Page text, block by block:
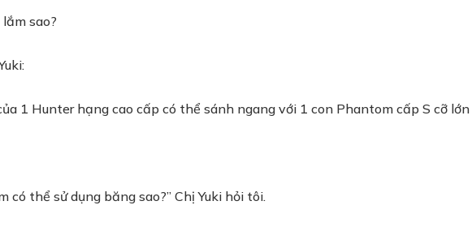
sao?
1 Hunter hạng cao cấp có thể sánh ngang với 1 con Phantom cấp S cỡ lớn
có thể sử dụng băng sao?” Chị Yuki hỏi tôi.